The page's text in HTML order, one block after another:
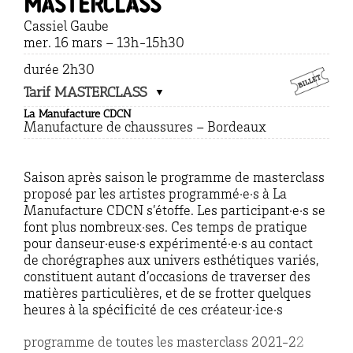
masterclass
Cassiel Gaube
mer. 16 mars – 13h-15h30
durée 2h30
Tarif MASTERCLASS
La Manufacture CDCN
Manufacture de chaussures – Bordeaux
Saison après saison le programme de masterclass
proposé par les artistes programmé·e·s à La
Manufacture CDCN s’étoffe. Les participant·e·s se
font plus nombreux·ses. Ces temps de pratique
pour danseur·euse·s expérimenté·e·s au contact
de chorégraphes aux univers esthétiques variés,
constituent autant d’occasions de traverser des
matières particulières, et de se frotter quelques
heures à la spécificité de ces créateur·ice·s
programme de toutes les masterclass 2021-22